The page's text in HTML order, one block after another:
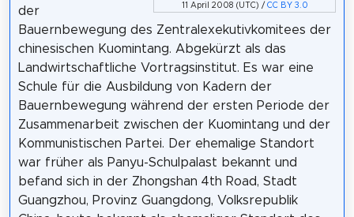
11 April 2008 (UTC) / CC BY 3.0
der
Bauernbewegung des Zentralexekutivkomitees der
chinesischen Kuomintang. Abgekürzt als das
Landwirtschaftliche Vortragsinstitut. Es war eine
Schule für die Ausbildung von Kadern der
Bauernbewegung während der ersten Periode der
Zusammenarbeit zwischen der Kuomintang und der
Kommunistischen Partei. Der ehemalige Standort
war früher als Panyu-Schulpalast bekannt und
befand sich in der Zhongshan 4th Road, Stadt
Guangzhou, Provinz Guangdong, Volksrepublik